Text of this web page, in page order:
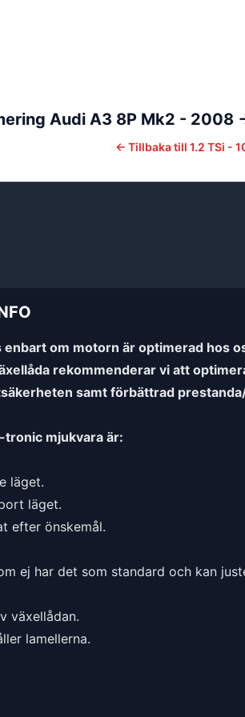
Audi A3 8P Mk2 - 2008
← Tillbaka till 1.2 TSi -
om motorn är optimerad hos
rekommenderar vi att
samt förbättrad
tronic mjukvara är:
läget.
läget.
efter önskemål.
ej har det som standard och kan
växellådan.
lamellerna.